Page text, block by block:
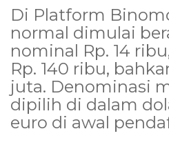
Di Platform
normal dimulai
nominal Rp. 14
Rp. 140 ribu,
juta. Denominasi
dipilih di dalam
euro di awal